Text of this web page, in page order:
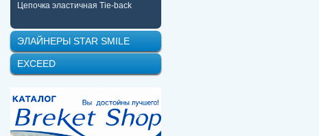
Цепочка эластичная Tie-back
ЭЛАЙНЕРЫ STAR SMILE
EXCEED